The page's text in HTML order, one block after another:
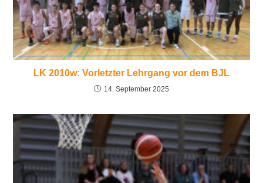
LK 2010w: Vorletzter Lehrgang vor dem BJL
14. September 2025